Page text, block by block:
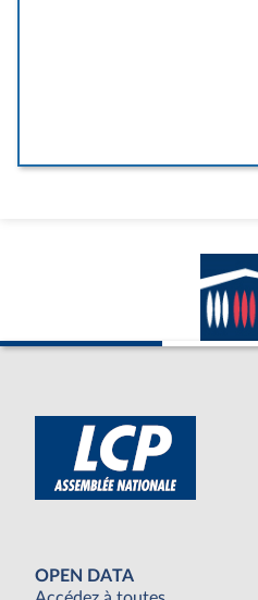
OPEN DATA